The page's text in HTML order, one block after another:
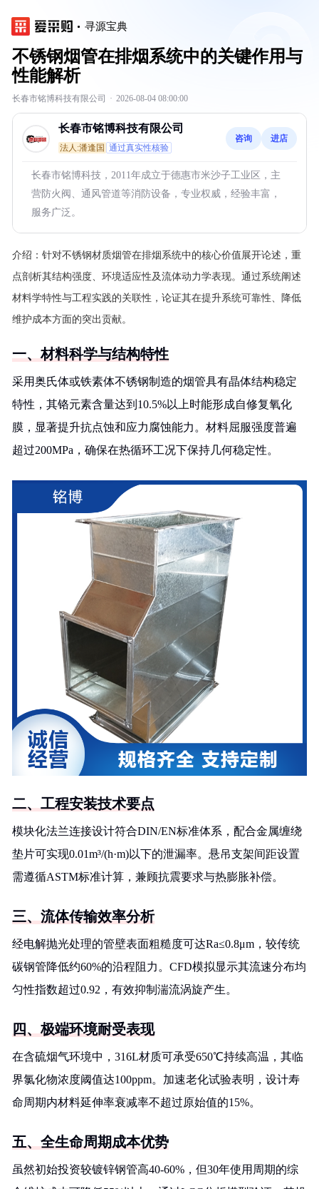
寻源宝典
不锈钢烟管在排烟系统中的关键作用与
性能解析
长春市铭博科技有限公司 · 2026-08-04 08:00:00
长春市铭博科技有限公司
法人:潘逢国 通过真实性核验
咨询 进店
长春市铭博科技，2011年成立于德惠市米沙子工业区，主
营防火阀、通风管道等消防设备，专业权威，经验丰富，
服务广泛。
介绍： 针对不锈钢材质烟管在排烟系统中的核心价值展开论述，重
点剖析其结构强度、环境适应性及流体动力学表现。通过系统阐述
材料学特性与工程实践的关联性，论证其在提升系统可靠性、降低
维护成本方面的突出贡献。
一、材料科学与结构特性
采用奥氏体或铁素体不锈钢制造的烟管具有晶体结构稳定
特性，其铬元素含量达到10.5%以上时能形成自修复氧化
膜，显著提升抗点蚀和应力腐蚀能力。材料屈服强度普遍
超过200MPa，确保在热循环工况下保持几何稳定性。
二、工程安装技术要点
模块化法兰连接设计符合DIN/EN标准体系，配合金属缠绕
垫片可实现0.01m³/(h·m)以下的泄漏率。悬吊支架间距设置
需遵循ASTM标准计算，兼顾抗震要求与热膨胀补偿。
三、流体传输效率分析
经电解抛光处理的管壁表面粗糙度可达Ra≤0.8μm，较传统
碳钢管降低约60%的沿程阻力。CFD模拟显示其流速分布均
匀性指数超过0.92，有效抑制湍流涡旋产生。
四、极端环境耐受表现
在含硫烟气环境中，316L材质可承受650℃持续高温，其临
界氯化物浓度阈值达100ppm。加速老化试验表明，设计寿
命周期内材料延伸率衰减率不超过原始值的15%。
五、全生命周期成本优势
虽然初始投资较镀锌钢管高40-60%，但30年使用周期的综